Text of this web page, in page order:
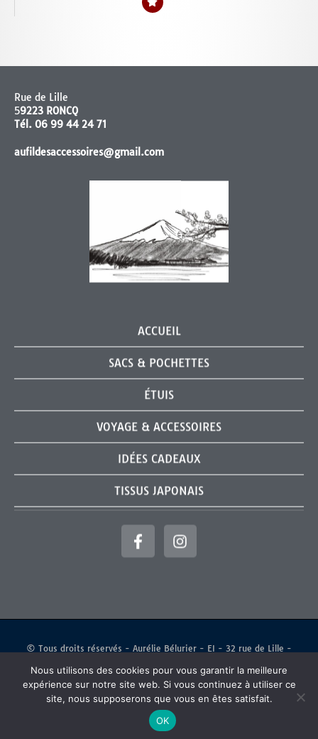
Rue de Lille
59223 RONCQ
Tél. 06 99 44 24 71
aufildesaccessoires@gmail.com
ACCUEIL
SACS & POCHETTES
ÉTUIS
VOYAGE & ACCESSOIRES
IDÉES CADEAUX
TISSUS JAPONAIS
© Tous droits réservés - Aurélie Bélurier - EI - 32 rue de Lille -
743 000 16 - APE : 1392 Z
CréationITPICT Communication
Nous utilisons des cookies pour vous garantir la meilleure
expérience sur notre site web. Si vous continuez à utiliser ce
site, nous supposerons que vous en êtes satisfait.
OK